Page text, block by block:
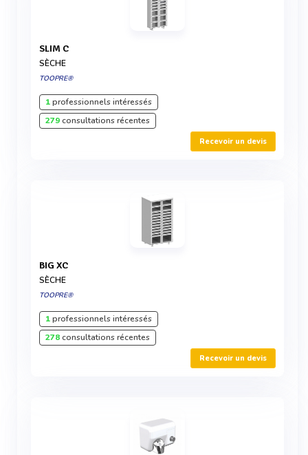
SLIM C
SÈCHE
TOOPRE®
1professionnels intéressés
279consultations récentes
Recevoir un devis
BIG XC
SÈCHE
TOOPRE®
1professionnels intéressés
278consultations récentes
Recevoir un devis